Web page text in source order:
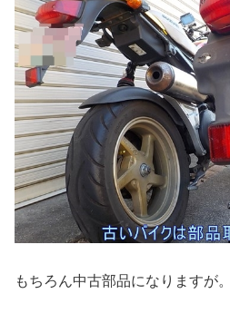
もちろん中古部品になりますが。